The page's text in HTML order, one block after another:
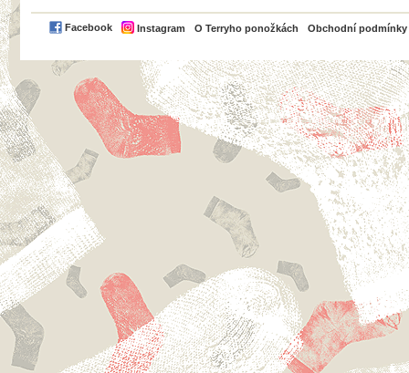
Facebook Instagram O Terryho ponožkách Obchodní podmínky
PayPal